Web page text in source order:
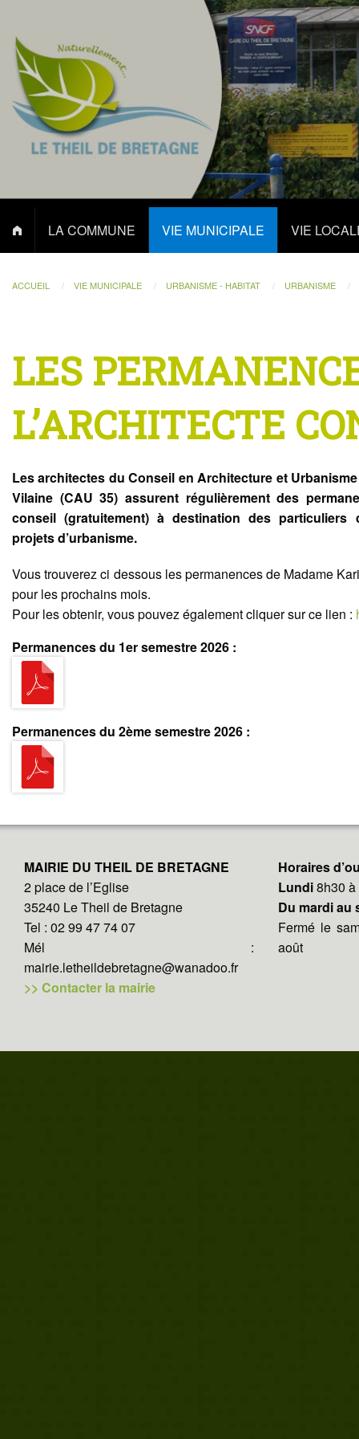
LA COMMUNE VIE MUNICIPALE VIE
ACCUEIL VIE MUNICIPALE URBANISME - HABITAT URBANISME
LES
L’ARCHITECTE
Les architectes du Conseil en Architecture et
Vilaine (CAU 35) assurent régulièrement des
conseil (gratuitement) à destination des particuliers
projets d’urbanisme.
Vous trouverez ci dessous les permanences de Madame
pour les prochains mois.
Pour les obtenir, vous pouvez également cliquer sur ce lien :
Permanences du 1er semestre 2026 :
Permanences du 2ème semestre 2026 :
MAIRIE DU THEIL DE BRETAGNE
2 place de l’Eglise
35240 Le Theil de Bretagne
Tel : 02 99 47 74 07
Mél :
mairie.letheildebretagne@wanadoo.fr
>> Contacter la mairie
Horaires
Lundi8h30
Du mardi au
Fermé le
août